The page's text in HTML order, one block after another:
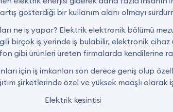
gösterdiği bir kullanım alanı olmayı
ne iş yapar? Elektrik elektronik bölümü
birçok iş yerinde iş bulabilir, elektronik
gibi ürünleri üreten firmalarda kendilerine
için iş imkanları son derece geniş olup
şirketlerinde özel ve yüksek maaşlı olarak
Elektrik kesintisi